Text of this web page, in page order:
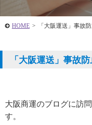
HOME > 「大阪運送」事故
「大阪運送」事故
大阪商運のブログに訪
す。